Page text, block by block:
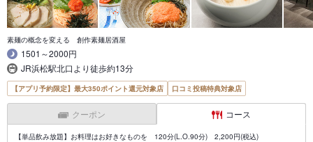
素麺の概念を変える 創作素麺居酒屋
1501～2000円
JR浜松駅北口より徒歩約13分
【アプリ予約限定】最大350ポイント還元対象店 口コミ投稿特典対象店
クーポン コース
【単品飲み放題】お料理はお好きなものを 120分(L.O.90分) 2,200円(税込)